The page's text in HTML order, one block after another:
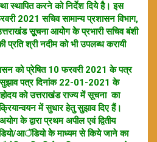
स्थापित करने को निर्देश दियेे हैै। इस
2021 सचिव सामान्य प्रशासन विभाग,
सूूचना आयोेग केे प्रभारी सचिव बंशी
प्रति श्री नदीम को भी उपलब्ध करायी
को प्रेषित 10 फरवरी 2021 के पत्र
पत्र दिनांक 22-01-2021 के
को उत्तराखंड राज्य में सूचना का
में सुधार हेतु सुझाव दिए हैं।
के द्वारा प्रथम अपील एवं द्वितीय
आॅडियो केे माध्यम से किये जाने का